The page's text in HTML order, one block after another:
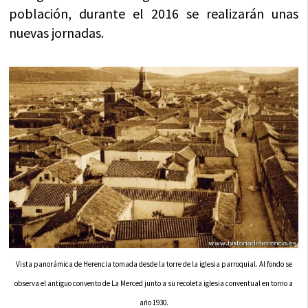
población, durante el 2016 se realizarán unas
nuevas jornadas.
Vista panorámica de Herencia tomada desde la torre de la iglesia parroquial. Al fondo se
observa el antiguo convento de La Merced junto a su recoleta iglesia conventual en torno a
año 1930.